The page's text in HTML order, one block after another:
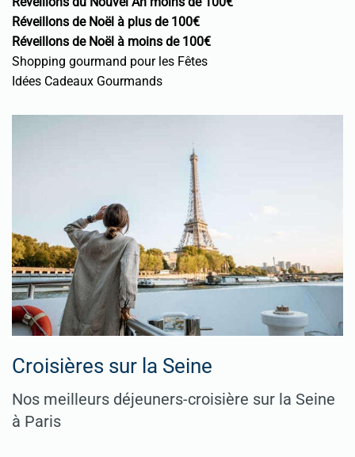
Réveillons de Noël à plus de 100€
Réveillons de Noël à moins de 100€
Shopping gourmand pour les Fêtes
Idées Cadeaux Gourmands
Croisières sur la Seine
Nos meilleurs déjeuners-croisière sur la Seine
à Paris